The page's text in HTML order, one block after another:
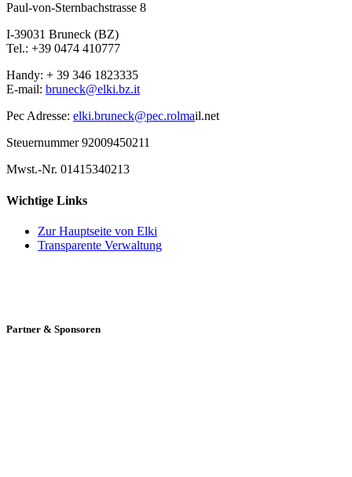
Paul-von-Sternbachstrasse 8
I-39031 Bruneck (BZ)
Tel.: +39 0474 410777
Handy: + 39 346 1823335
E-mail: bruneck@elki.bz.it
Pec Adresse: elki.bruneck@pec.rolmail.net
Steuernummer 92009450211
Mwst.-Nr. 01415340213
Wichtige Links
Zur Hauptseite von Elki
Transparente Verwaltung
Partner & Sponsoren